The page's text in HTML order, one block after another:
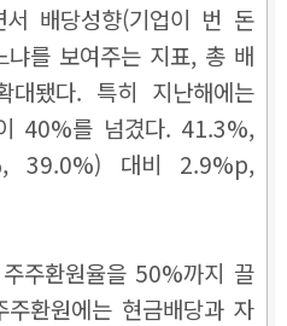
배당성향(기업이 번 돈
를 보여주는 지표, 총 배
대됐다. 특히 지난해에는
40%를 넘겼다. 41.3%,
39.0%) 대비 2.9%p,
주환원율을 50%까지 끌
환원에는 현금배당과 자